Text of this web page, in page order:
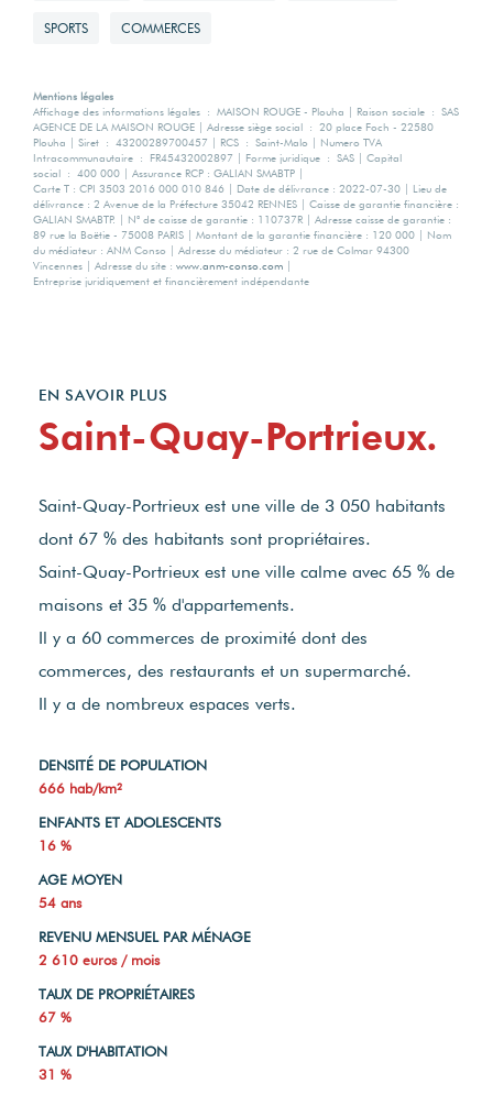
SPORTS COMMERCES
Mentions légales
Affichage des informations légales : MAISON ROUGE - Plouha | Raison sociale : SAS
AGENCE DE LA MAISON ROUGE | Adresse siège social : 20 place Foch - 22580
Plouha | Siret : 43200289700457 | RCS : Saint-Malo | Numero TVA
Intracommunautaire : FR45432002897 | Forme juridique : SAS | Capital
social : 400 000 | Assurance RCP : GALIAN SMABTP |
Carte T : CPI 3503 2016 000 010 846 | Date de délivrance : 2022-07-30 | Lieu de
délivrance : 2 Avenue de la Préfecture 35042 RENNES | Caisse de garantie financière :
GALIAN SMABTP. | N° de caisse de garantie : 110737R | Adresse caisse de garantie :
89 rue la Boëtie - 75008 PARIS | Montant de la garantie financière : 120 000 | Nom
du médiateur : ANM Conso | Adresse du médiateur : 2 rue de Colmar 94300
Vincennes | Adresse du site : www.anm-conso.com
Entreprise juridiquement et financièrement indépendante
EN SAVOIR PLUS
Saint-Quay-Portrieux.
Saint-Quay-Portrieux est une ville de 3 050 habitants
dont 67 % des habitants sont propriétaires.
Saint-Quay-Portrieux est une ville calme avec 65 % de
maisons et 35 % d'appartements.
Il y a 60 commerces de proximité dont des
commerces, des restaurants et un supermarché.
Il y a de nombreux espaces verts.
DENSITÉ DE POPULATION
666 hab/km²
ENFANTS ET ADOLESCENTS
16 %
AGE MOYEN
54 ans
REVENU MENSUEL PAR MÉNAGE
2 610 euros / mois
TAUX DE PROPRIÉTAIRES
67 %
TAUX D'HABITATION
31 %